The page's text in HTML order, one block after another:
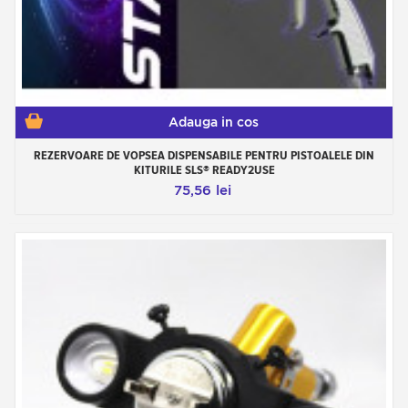
Adauga in cos
REZERVOARE DE VOPSEA DISPENSABILE PENTRU PISTOALELE DIN
KITURILE SLS® READY2USE
75,56 lei